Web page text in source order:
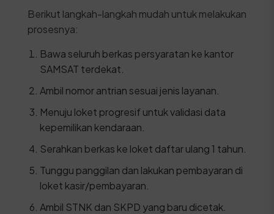
Berikut langkah-langkah mudah untuk melakukan
prosesnya:
Bawa seluruh berkas persyaratan ke kantor
SAMSAT terdekat.
Ambil nomor antrian sesuai jenis layanan.
Menuju loket progresif untuk validasi data
kepemilikan kendaraan.
Serahkan berkas ke loket daftar ulang 1 tahun.
Tunggu panggilan dan lakukan pembayaran di
loket kasir/pembayaran.
Ambil STNK dan SKPD yang baru dicetak.